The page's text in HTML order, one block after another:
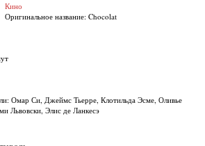
Кино
Оригинальное название: Chocolat
Омар Си, Джеймс Тьерре, Клотильда Эсме, Оливье
Львовски, Элис де Ланкесэ